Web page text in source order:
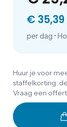
€
per dag •
Huur je voor
staffelkorting:
Vraag een